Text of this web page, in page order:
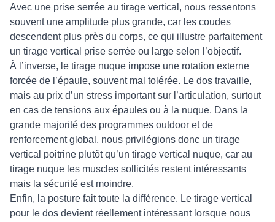
Avec une prise serrée au tirage vertical, nous ressentons
souvent une amplitude plus grande, car les coudes
descendent plus près du corps, ce qui illustre parfaitement
un tirage vertical prise serrée ou large selon l’objectif.
À l’inverse, le tirage nuque impose une rotation externe
forcée de l’épaule, souvent mal tolérée. Le dos travaille,
mais au prix d’un stress important sur l’articulation, surtout
en cas de tensions aux épaules ou à la nuque. Dans la
grande majorité des programmes outdoor et de
renforcement global, nous privilégions donc un tirage
vertical poitrine plutôt qu’un tirage vertical nuque, car au
tirage nuque les muscles sollicités restent intéressants
mais la sécurité est moindre.
Enfin, la posture fait toute la différence. Le tirage vertical
pour le dos devient réellement intéressant lorsque nous